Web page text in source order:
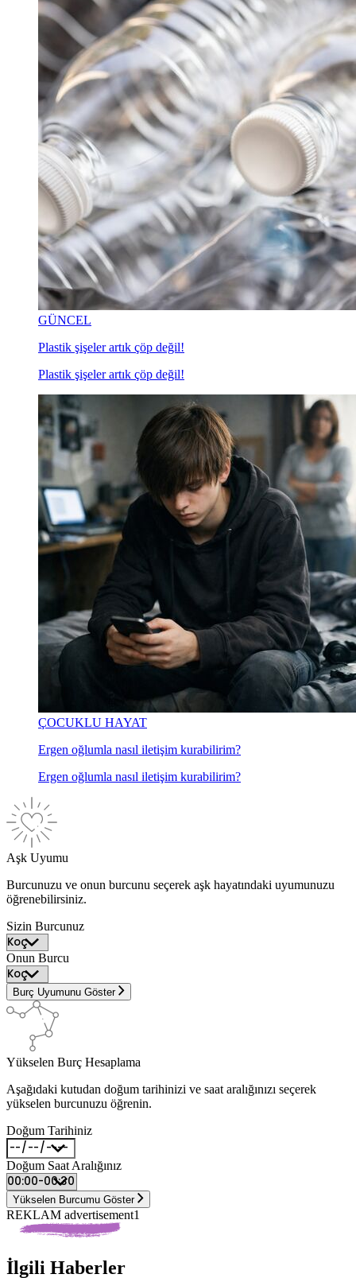
GÜNCEL
Plastik şişeler artık çöp değil!
Plastik şişeler artık çöp değil!
ÇOCUKLU HAYAT
Ergen oğlumla nasıl iletişim kurabilirim?
Ergen oğlumla nasıl iletişim kurabilirim?
Aşk Uyumu
Burcunuzu ve onun burcunu seçerek aşk hayatındaki uyumunuzu
öğrenebilirsiniz.
Sizin Burcunuz
Onun Burcu
Burç Uyumunu Göster
Yükselen Burç Hesaplama
Aşağıdaki kutudan doğum tarihinizi ve saat aralığınızı seçerek
yükselen burcunuzu öğrenin.
Doğum Tarihiniz
Doğum Saat Aralığınız
Yükselen Burcumu Göster
REKLAM advertisement1
İlgili Haberler